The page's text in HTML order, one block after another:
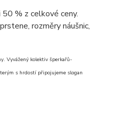
50 % z celkové ceny.
rozměry náušnic,
Vyvážený kolektiv šperkařů-
s hrdostí připojujeme slogan